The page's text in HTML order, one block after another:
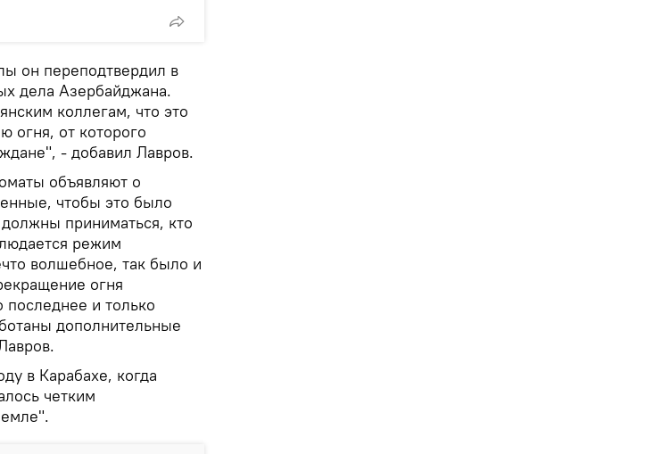
он переподтвердил в
дела Азербайджана.
коллегам, что это
огня, от которого
- добавил Лавров.
объявляют о
чтобы это было
приниматься, кто
режим
волшебное, так было и
огня
последнее и только
дополнительные
в Карабахе, когда
четким